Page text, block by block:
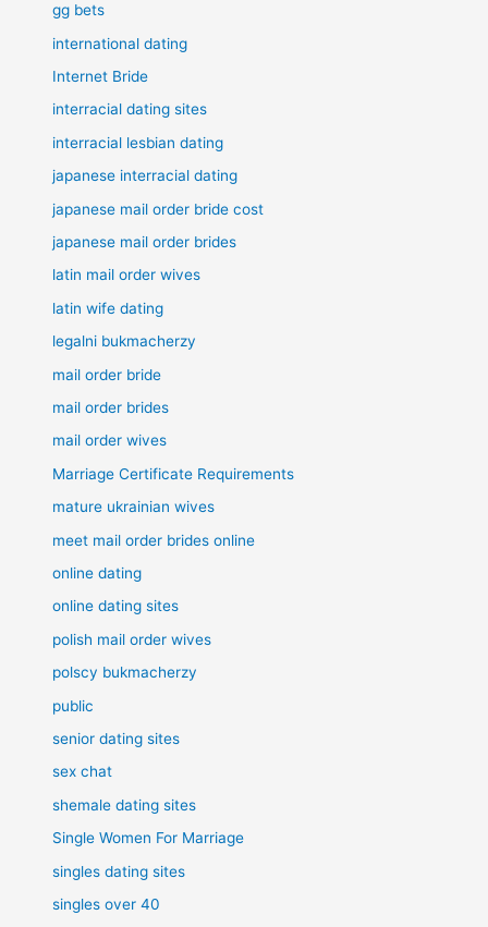
gg bets
international dating
Internet Bride
interracial dating sites
interracial lesbian dating
japanese interracial dating
japanese mail order bride cost
japanese mail order brides
latin mail order wives
latin wife dating
legalni bukmacherzy
mail order bride
mail order brides
mail order wives
Marriage Certificate Requirements
mature ukrainian wives
meet mail order brides online
online dating
online dating sites
polish mail order wives
polscy bukmacherzy
public
senior dating sites
sex chat
shemale dating sites
Single Women For Marriage
singles dating sites
singles over 40